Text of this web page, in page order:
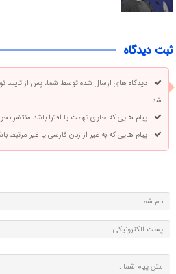
ثبت دیدگاه
دیدگاه های ارسال شده توسط شما، پس از
شد.
پیام هایی که حاوی تهمت یا افترا باشد منتشر
پیام هایی که به غیر از زبان فارسی یا غیر مرتبط